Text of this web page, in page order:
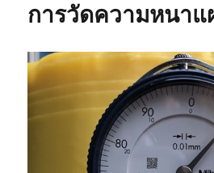
การวัดความหนา